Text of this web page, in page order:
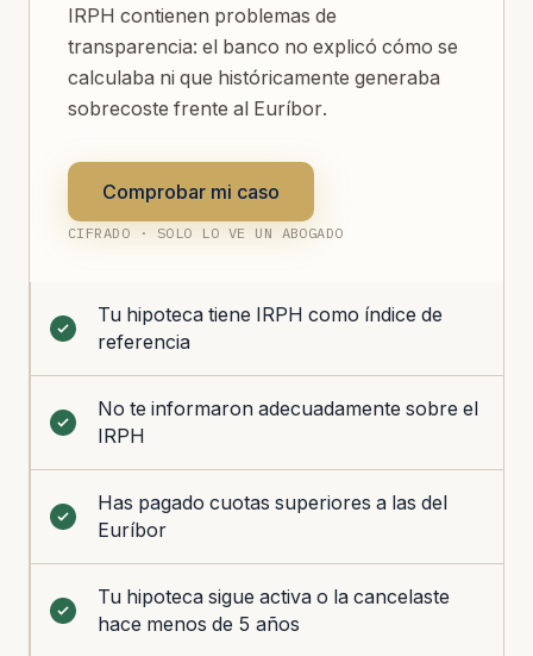
IRPH contienen problemas de
transparencia: el banco no explicó cómo se
calculaba ni que históricamente generaba
sobrecoste frente al Euríbor.
Comprobar mi caso
CIFRADO · SOLO LO VE UN ABOGADO
Tu hipoteca tiene IRPH como índice de
referencia
No te informaron adecuadamente sobre el
IRPH
Has pagado cuotas superiores a las del
Euríbor
Tu hipoteca sigue activa o la cancelaste
hace menos de 5 años